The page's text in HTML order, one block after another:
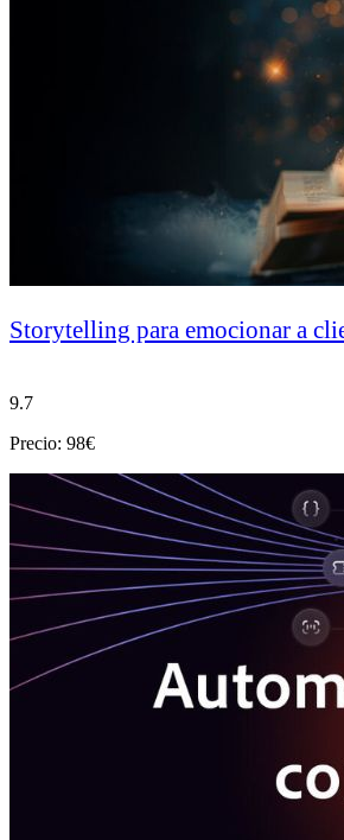
Storytelling para emocionar a
9.7
Precio: 98€